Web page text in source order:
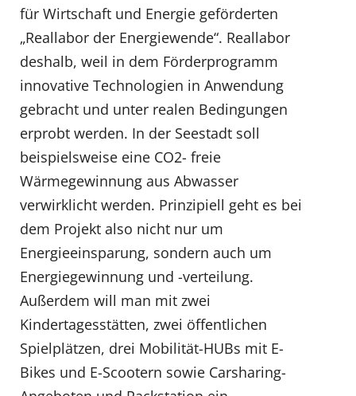
für Wirtschaft und Energie geförderten
„Reallabor der Energiewende“. Reallabor
deshalb, weil in dem Förderprogramm
innovative Technologien in Anwendung
gebracht und unter realen Bedingungen
erprobt werden. In der Seestadt soll
beispielsweise eine CO2- freie
Wärmegewinnung aus Abwasser
verwirklicht werden. Prinzipiell geht es bei
dem Projekt also nicht nur um
Energieeinsparung, sondern auch um
Energiegewinnung und -verteilung.
Außerdem will man mit zwei
Kindertagesstätten, zwei öffentlichen
Spielplätzen, drei Mobilität-HUBs mit E-
Bikes und E-Scootern sowie Carsharing-